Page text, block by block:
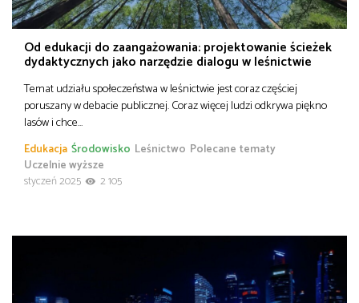
Od edukacji do zaangażowania: projektowanie ścieżek
dydaktycznych jako narzędzie dialogu w leśnictwie
Temat udziału społeczeństwa w leśnictwie jest coraz częściej
poruszany w debacie publicznej. Coraz więcej ludzi odkrywa piękno
lasów i chce…
Edukacja Leśnictwo Polecane tematy
Środowisko
Uczelnie wyższe
styczeń 2025
2 105